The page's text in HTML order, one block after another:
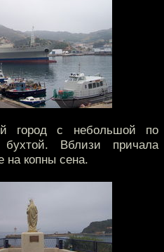
город с небольшой по
бухтой. Вблизи причала
на копны сена.